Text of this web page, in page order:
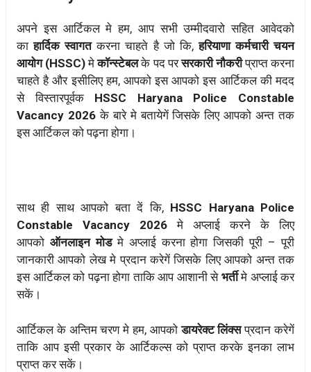
अपने इस आर्टिकल मे हम, आप सभी उम्मीदवारो सहित आवेदको
काहार्दिक स्वागतकरना चाहते है जो कि,हरियाणा कर्मचारी चयन
आयोग (HSSC)मेकॉन्स्टेबलके पद परसरकारी नौकरीप्राप्त करना
चाहते है और इसीलिए हम, आपको इस आपको इस आर्टिकल की मदद
से विस्तारपूर्वक HSSC Haryana Police Constable
Vacancy 2026के बारे मे बतायेगें जिसके लिए आपको अन्त तक
इस आर्टिकल को पढ़ना होगा।
साथ ही साथ आपको बता दें कि, HSSC Haryana Police
Constable Vacancy 2026मे अप्लाई करने के लिए
आपको ऑनलाइन मोडमे अप्लाई करना होगा जिसकी पूरी – पूरी
जानकारी आपको लेख मे प्रदान करेगें जिसके लिए आपको अन्त तक
इस आर्टिकल को पढ़ना होगा ताकि आप आशानी से भर्तीमे अप्लाई कर
सकें।
आर्टिकल के अन्तिम चरण मे हम, आपकोडायरेक्ट लिंक्सप्रदान करेगें
ताकि आप इसी प्रकार के आर्टिकल्स को प्राप्त करके इनका लाभ
प्राप्त कर सकें।